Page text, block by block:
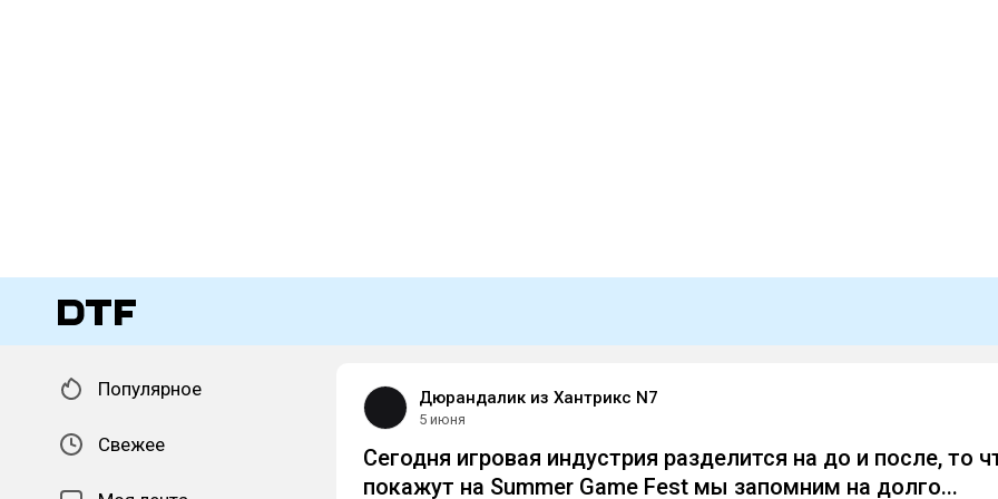
Популярное
Свежее
Дюрандалик из Хантрикс N7
5 июня
Сегодня игровая индустрия разделится на до и после, то
покажут на Summer Game Fest мы запомним на долго...